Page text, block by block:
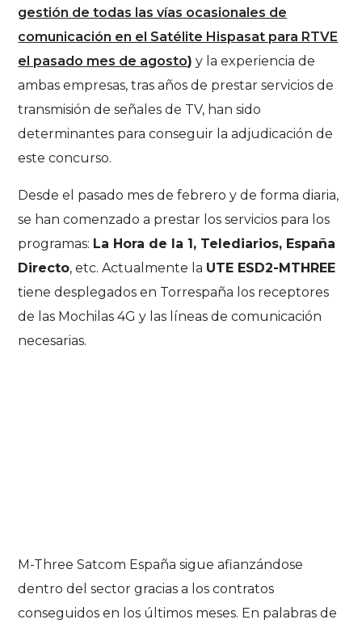
gestión de todas las vías ocasionales de
comunicación en el Satélite Hispasat para RTVE
el pasado mes de agosto) y la experiencia de
ambas empresas, tras años de prestar servicios de
transmisión de señales de TV, han sido
determinantes para conseguir la adjudicación de
este concurso.
Desde el pasado mes de febrero y de forma diaria,
se han comenzado a prestar los servicios para los
programas: La Hora de la 1, Telediarios, España
Directo, etc. Actualmente la UTE ESD2-MTHREE
tiene desplegados en Torrespaña los receptores
de las Mochilas 4G y las líneas de comunicación
necesarias.
M-Three Satcom España sigue afianzándose
dentro del sector gracias a los contratos
conseguidos en los últimos meses. En palabras de